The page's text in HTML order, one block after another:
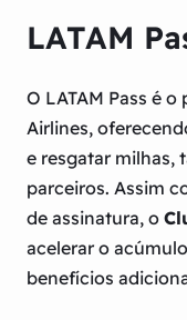
LATAM
O LATAM Pass é
Airlines,
e resgatar milhas,
parceiros. Assim
de assinatura, o
acelerar o
benefícios